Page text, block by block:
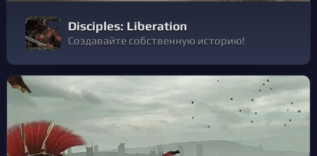
Disciples: Liberation
Создавайте собственную историю!